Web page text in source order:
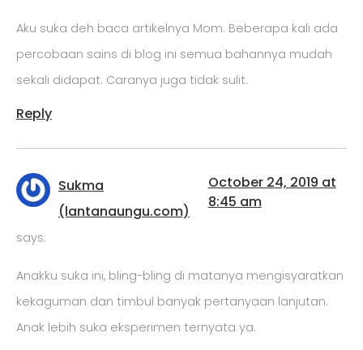
Aku suka deh baca artikelnya Mom. Beberapa kali ada
percobaan sains di blog ini semua bahannya mudah
sekali didapat. Caranya juga tidak sulit.
Reply
Sukma
(lantanaungu.com)
says:
October 24, 2019 at
8:45 am
Anakku suka ini, bling-bling di matanya mengisyaratkan
kekaguman dan timbul banyak pertanyaan lanjutan.
Anak lebih suka eksperimen ternyata ya.